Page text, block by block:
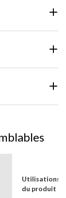
Utilisations
du produit